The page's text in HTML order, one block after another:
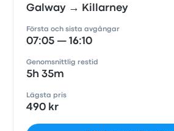
Galway → Killarney
Första och sista avgångar
07:05 — 16:10
Genomsnittlig restid
5h 35m
Lägsta pris
490 kr